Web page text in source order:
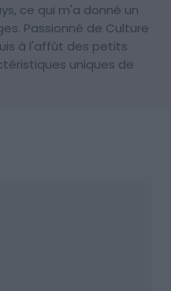
ce qui m'a donné un
Passionné de Culture
à l'affût des petits
uniques de